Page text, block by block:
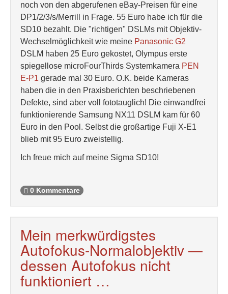
noch von den abgerufenen eBay-Preisen für eine
DP1/2/3/s/Merrill in Frage. 55 Euro habe ich für die
SD10 bezahlt. Die "richtigen" DSLMs mit Objektiv-
Wechselmöglichkeit wie meine Panasonic G2
DSLM haben 25 Euro gekostet, Olympus erste
spiegellose microFourThirds Systemkamera PEN
E-P1 gerade mal 30 Euro. O.K. beide Kameras
haben die in den Praxisberichten beschriebenen
Defekte, sind aber voll fototauglich! Die einwandfrei
funktionierende Samsung NX11 DSLM kam für 60
Euro in den Pool. Selbst die großartige Fuji X-E1
blieb mit 95 Euro zweistellig.
Ich freue mich auf meine Sigma SD10!
0 Kommentare
Mein merkwürdigstes
Autofokus-Normalobjektiv —
dessen Autofokus nicht
funktioniert …